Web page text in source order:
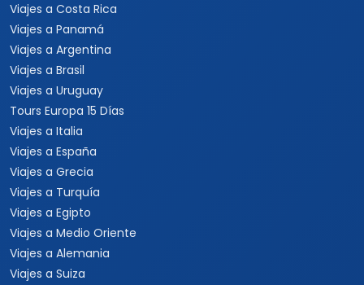
Viajes a Costa Rica
Viajes a Panamá
Viajes a Argentina
Viajes a Brasil
Viajes a Uruguay
Tours Europa 15 Días
Viajes a Italia
Viajes a España
Viajes a Grecia
Viajes a Turquía
Viajes a Egipto
Viajes a Medio Oriente
Viajes a Alemania
Viajes a Suiza